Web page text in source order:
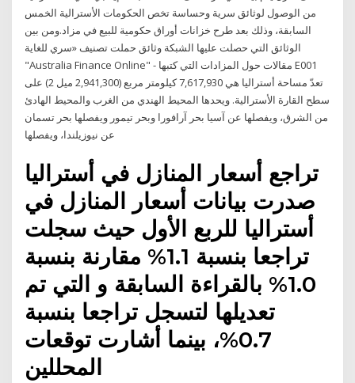
من الوصول لوثائق سرية وحساسة تخص الحكومات الأسترالية الخمس
السابقة، وذلك بعد طرح خزانات أوراق حكومية للبيع في مزاد.ومن بين
الوثائق التي حصلت عليها الشبكة وثائق حملت تصنيف «سري للغاية
"Australia Finance Online" - مقالات حول المزادات التي كتبها E001
تعدّ مساحة أستراليا هي 7,617,930 كيلومتر مربع (2,941,300 ميل 2) على
سطح القارة الأسترالية. ويحدها المحيط الهندي من الغرب والمحيط الهادئ
من الشرق، ويفصلها عن آسيا بحر آرافورا وبحر تيمور ويفصلها بحر تسمان
عن نيوزيلندا، ويفصلها
تراجع أسعار المنازل في أستراليا
صدرت بيانات أسعار المنازل في
أستراليا للربع الأول حيث سجلت
تراجعا بنسبة 1.1% مقارنة بنسبة
1.0% بالقراءة السابقة و التي تم
تعديلها لتسجل تراجعا بنسبة
0.7%، بينما أشارت توقعات
المحللين